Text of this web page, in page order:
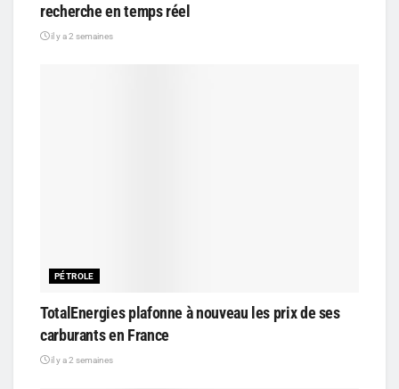
recherche en temps réel
il y a 2 semaines
PÉTROLE
TotalEnergies plafonne à nouveau les prix de ses
carburants en France
il y a 2 semaines